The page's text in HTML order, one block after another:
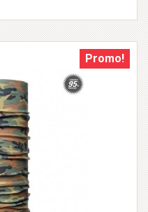
Promo!